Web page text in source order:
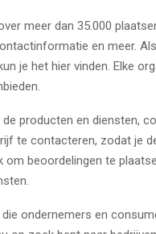
meer dan 35.000
en meer.
je het hier vinden. Elke
producten en diensten,
te contacteren, zodat je
beoordelingen te
ondernemers en